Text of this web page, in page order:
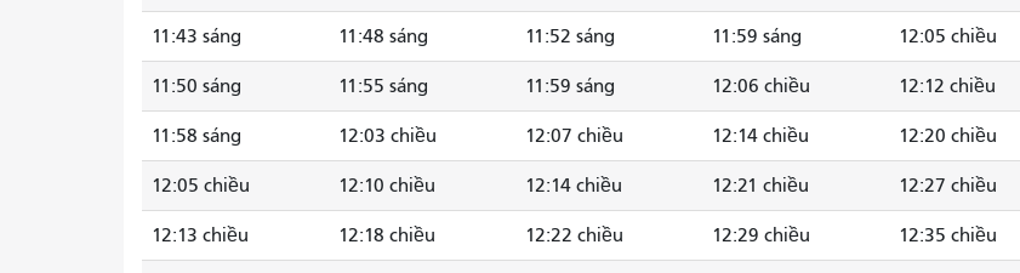
11:43 sáng 11:48 sáng 11:52 sáng 11:59 sáng 12:05 chiều
11:50 sáng 11:55 sáng 11:59 sáng 12:06 chiều 12:12 chiều
11:58 sáng 12:03 chiều 12:07 chiều 12:14 chiều 12:20 chiều
12:05 chiều 12:10 chiều 12:14 chiều 12:21 chiều 12:27 chiều
12:13 chiều 12:18 chiều 12:22 chiều 12:29 chiều 12:35 chiều